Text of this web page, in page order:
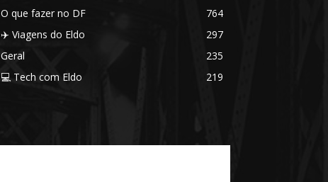
O que fazer no DF
764
✈️ Viagens do Eldo
297
Geral
235
💻 Tech com Eldo
219